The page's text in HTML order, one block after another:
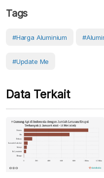
Tags
#Harga Aluminium
#Update Me
Data Terkait